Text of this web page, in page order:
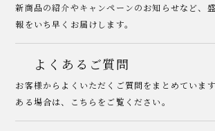
新商品の紹介やキャンペーンのお知らせなど、
報をいち早くお届けします。
よくあるご質問
お客様からよくいただくご質問をまとめていま
ある場合は、こちらをご覧ください。